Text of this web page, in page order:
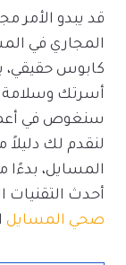
قد يبدو الأمر
المجاري في
كابوس
أسرتك وسلامة
سنغوص في
لنقدم لك
المسايل، بدءًا
أحدث التقنيات
صحي المسايل